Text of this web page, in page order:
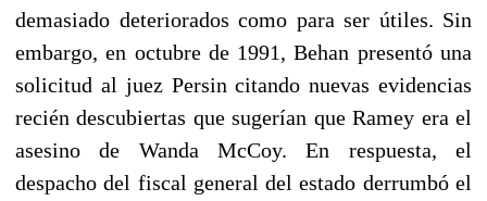
demasiado deteriorados como para ser útiles. Sin
embargo, en octubre de 1991, Behan presentó una
solicitud al juez Persin citando nuevas evidencias
recién descubiertas que sugerían que Ramey era el
asesino de Wanda McCoy. En respuesta, el
despacho del fiscal general del estado derrumbó el